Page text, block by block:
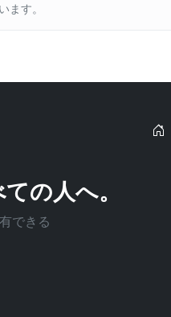
ます。
の人へ。
できる